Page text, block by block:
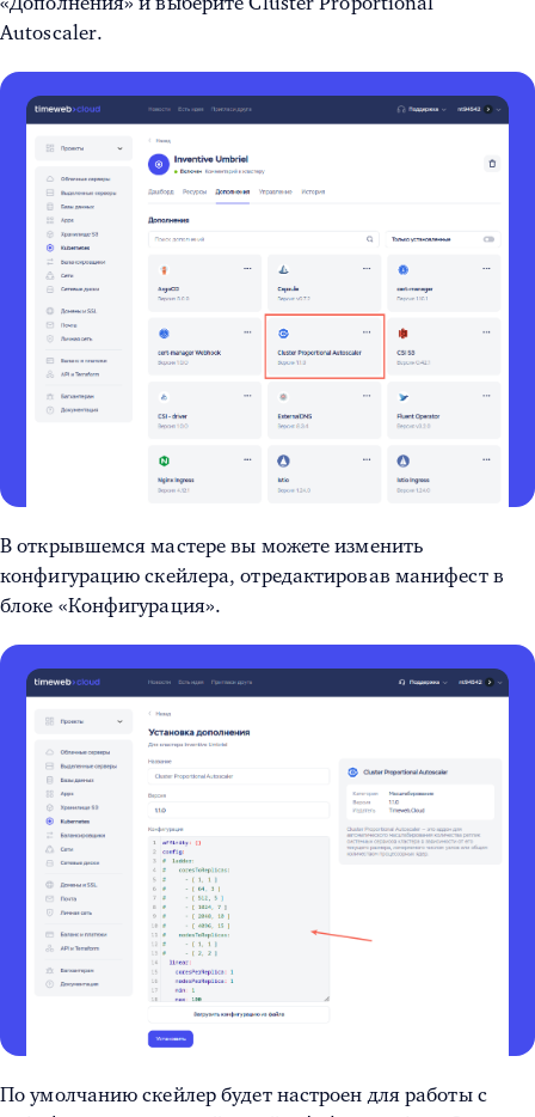
Autoscaler.
В открывшемся мастере вы можете изменить
конфигурацию скейлера, отредактировав манифест в
блоке «Конфигурация».
По умолчанию скейлер будет настроен для работы с